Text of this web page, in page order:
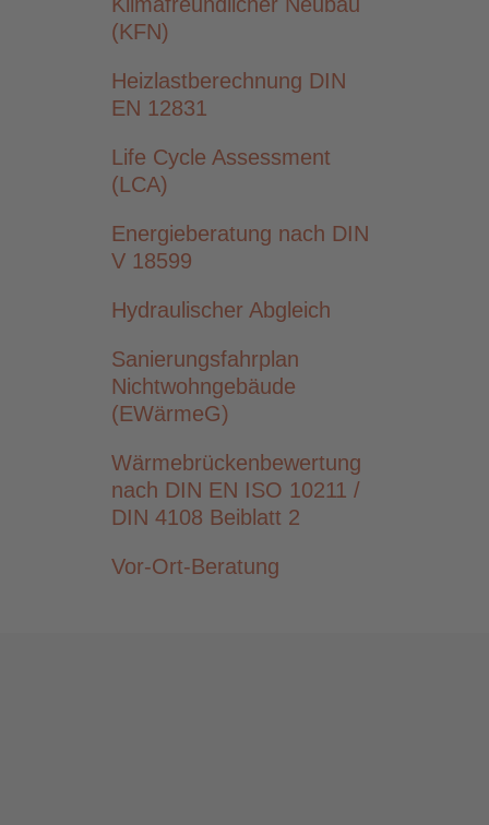
(KFN)
Heizlastberechnung DIN
EN 12831
Life Cycle Assessment
(LCA)
Energieberatung nach DIN
V 18599
Hydraulischer Abgleich
Sanierungsfahrplan
Nichtwohngebäude
(EWärmeG)
Wärmebrückenbewertung
nach DIN EN ISO 10211 /
DIN 4108 Beiblatt 2
Vor-Ort-Beratung